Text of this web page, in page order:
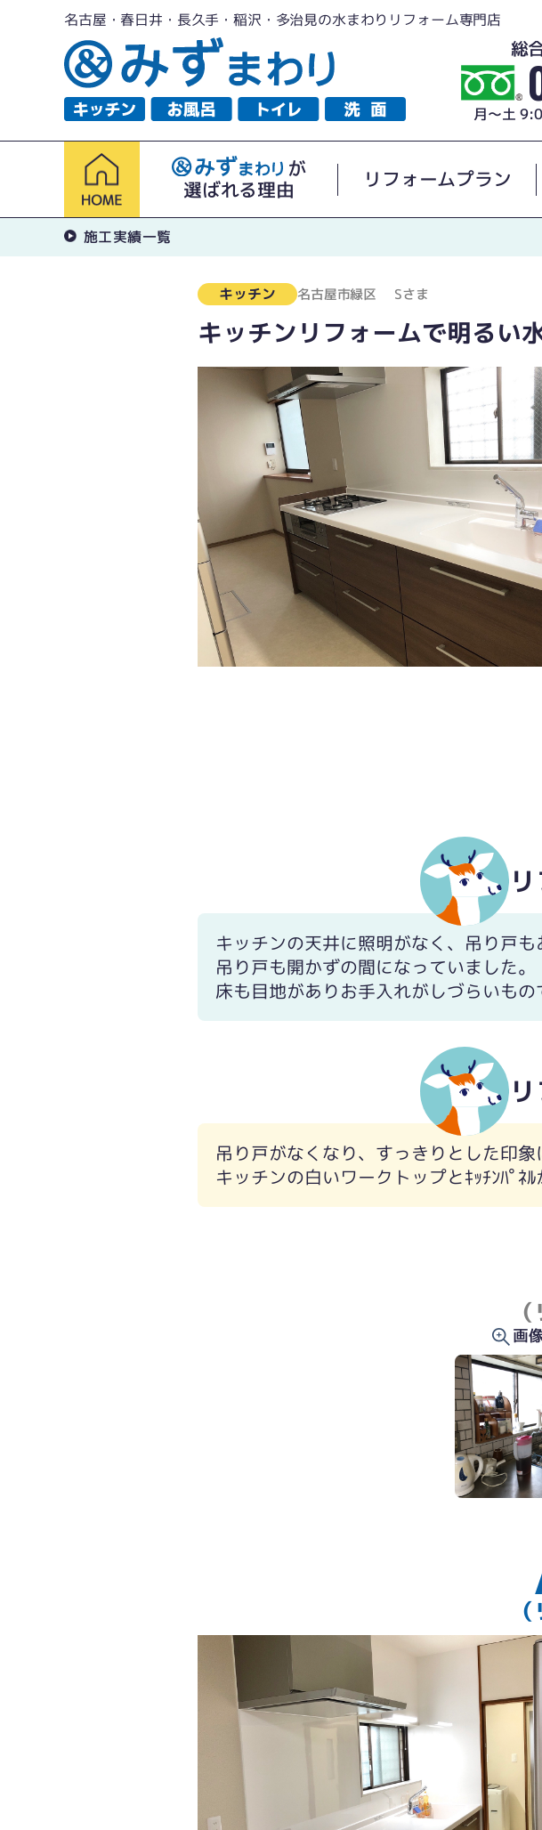
名古屋・春日井・長久手・稲沢・多治見の水まわりリフォーム専門店
総
月～土
が
選ばれる理由
リフォームプラン
施工実績一覧
キッチン 名古屋市緑区 Sさま
キッチンリフォームで明るい
キッチンの天井に照明がなく、吊り戸も
吊り戸も開かずの間になっていました。
床も目地がありお手入れがしづらいもの
吊り戸がなくなり、すっきりとした印象
キッチンの白いワークトップとｷｯﾁﾝﾊﾟﾈ
画